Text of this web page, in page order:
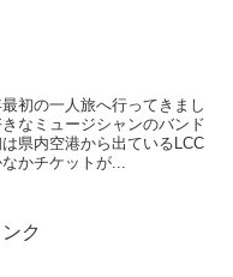
初の一人旅へ行ってきまし
なミュージシャンのバンド
県内空港から出ているLCC
かチケットが...
ク